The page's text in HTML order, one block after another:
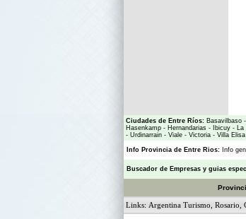
Ciudades de Entre Ríos: Basavilbaso -
Hasenkamp - Hernandarias - Ibicuy - La
- Urdinarrain - Viale - Victoria - Villa Elisa
Info Provincia de Entre Rios: Info
Buscador de Empresas y guias
Links: Argentina Turismo Rosario